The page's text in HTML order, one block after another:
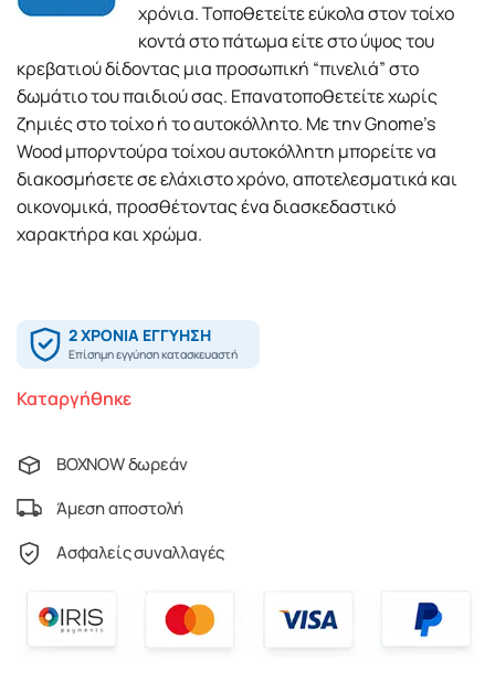
χρόνια. Τοποθετείτε εύκολα στον τοίχο
κοντά στο πάτωμα είτε στο ύψος του
κρεβατιού δίδοντας μια προσωπική “πινελιά” στο
δωμάτιο του παιδιού σας. Επανατοποθετείτε χωρίς
ζημιές στο τοίχο ή το αυτοκόλλητο. Με την Gnome’s
Wood μπορντούρα τοίχου αυτοκόλλητη μπορείτε να
διακοσμήσετε σε ελάχιστο χρόνο, αποτελεσματικά και
οικονομικά, προσθέτοντας ένα διασκεδαστικό
χαρακτήρα και χρώμα.
Καταργήθηκε
BOXNOW δωρεάν
Άμεση αποστολή
Ασφαλείς συναλλαγές